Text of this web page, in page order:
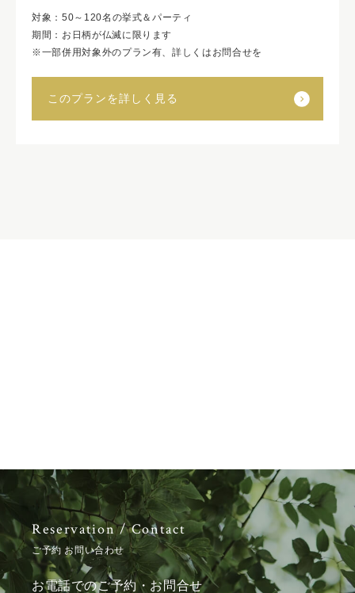
対象：50～120名の挙式＆パーティ
期間：お日柄が仏滅に限ります
※一部併用対象外のプラン有、詳しくはお問合せを
このプランを詳しく見る
Reservation / Contact
ご予約 お問い合わせ
お電話でのご予約・お問合せ